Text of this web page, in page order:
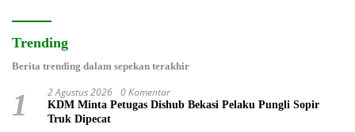
Trending
Berita trending dalam sepekan terakhir
1 2 Agustus 2026 0 Komentar
KDM Minta Petugas Dishub Bekasi Pelaku Pungli Sopir
Truk Dipecat